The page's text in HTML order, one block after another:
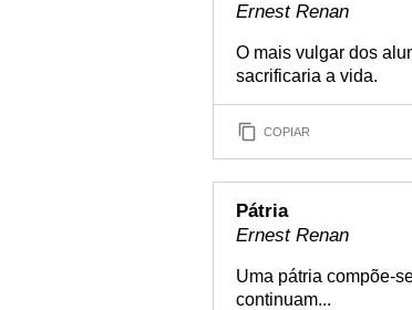
Ernest Renan
O mais vulgar dos
sacrificaria a vida.
COPIAR
Pátria
Ernest Renan
Uma pátria compõe-
continuam...